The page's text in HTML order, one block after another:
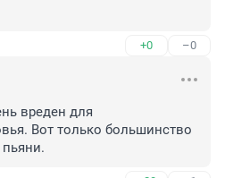
+0 –0
вреден для
Вот только большинство